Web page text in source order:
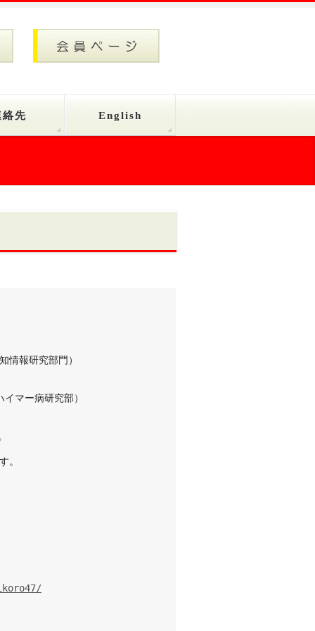
絡先 English
情報研究部門）
マー病研究部）
。